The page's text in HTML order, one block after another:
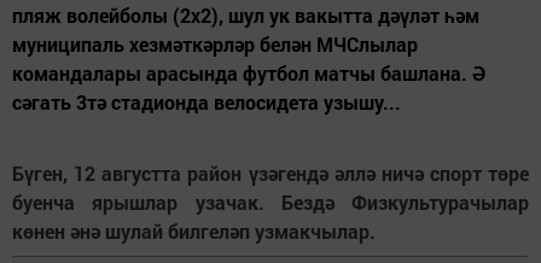
пляж волейболы (2х2), шул ук вакытта дәүләт һәм
муниципаль хезмәткәрләр белән МЧСлылар
командалары арасында футбол матчы башлана. Ә
сәгать 3тә стадионда велосидета узышу...
Бүген, 12 августта район үзәгендә әллә ничә спорт төре
буенча ярышлар узачак. Бездә Физкультурачылар
көнен әнә шулай билгеләп узмакчылар.